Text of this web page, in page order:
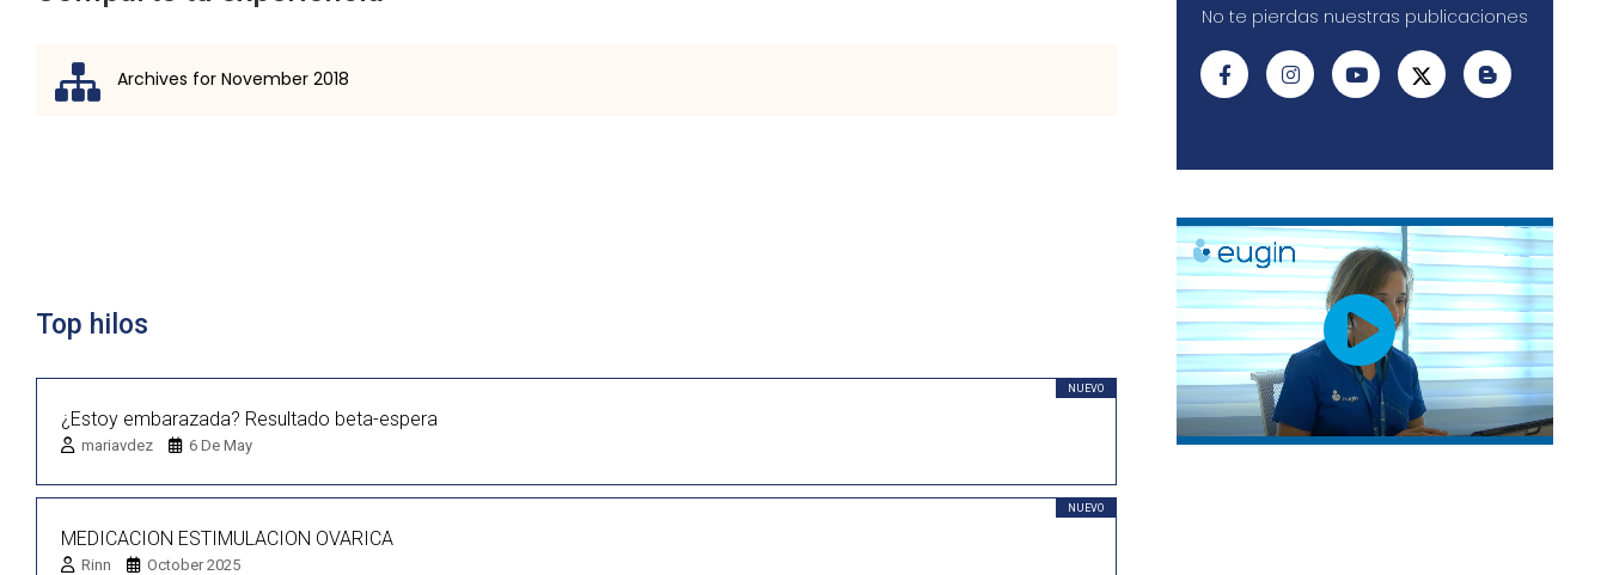
Archives for November 2018
Top hilos
NUEVO
¿Estoy embarazada? Resultado beta-espera
mariavdez 6 De May
NUEVO
MEDICACION ESTIMULACION OVARICA
Rinn October 2025
No te pierdas nuestras publicaciones